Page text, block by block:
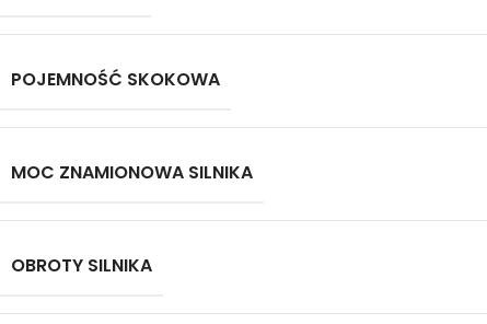
POJEMNOŚĆ SKOKOWA
MOC ZNAMIONOWA SILNIKA
OBROTY SILNIKA